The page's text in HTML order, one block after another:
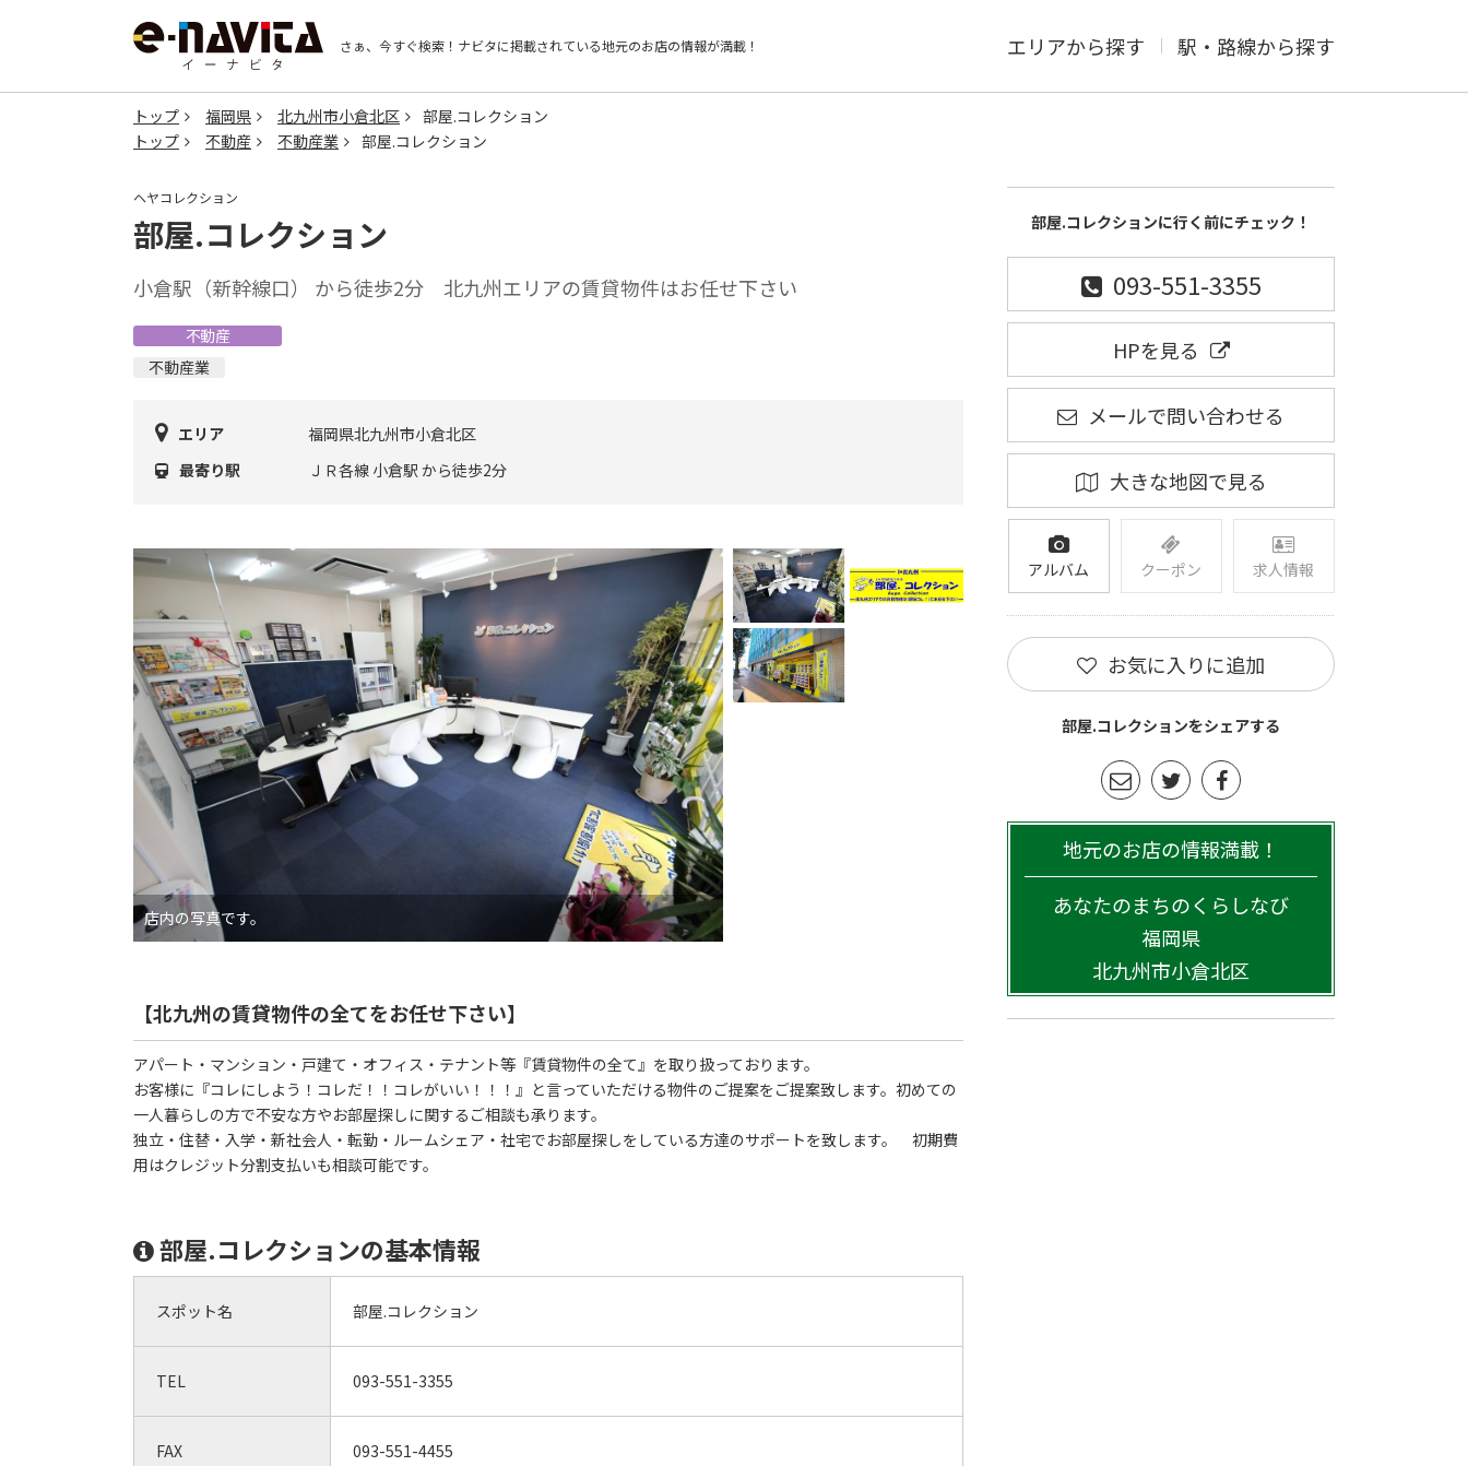
さぁ、今すぐ検索！ ナビタに掲載されている地元のお店の情報が満載！ エリアから探す 駅・路線から探す
トップ 福岡県 北九州市小倉北区
部屋.コレクション
トップ
不動産 不動産業 部屋.コレクション
ヘヤコレクション
部屋.コレクション
小倉駅（新幹線口） から徒歩2分 北九州エリアの賃貸物件はお任せ下さい
不動産
不動産業
エリア
福岡県北九州市小倉北区
最寄り駅
ＪＲ各線 小倉駅 から徒歩2分
店内の写真です。
【北九州の賃貸物件の全てをお任せ下さい】
アパート・マンション・戸建て・オフィス・テナント等『賃貸物件の全て』を取り扱っております。
お客様に『コレにしよう！コレだ！！コレがいい！！！』と言っていただける物件のご提案をご提案致します。初めての
一人暮らしの方で不安な方やお部屋探しに関するご相談も承ります。
独立・住替・入学・新社会人・転勤・ルームシェア・社宅でお部屋探しをしている方達のサポートを致します。 初期費
用はクレジット分割支払いも相談可能です。
部屋.コレクションの基本情報
スポット名 部屋.コレクション
TEL 093-551-3355
FAX 093-551-4455
部屋.コレクションに行く前にチェック！
093-551-3355
HPを見る
メールで問い合わせる
大きな地図で見る
アルバム クーポン 求人情報
お気に入りに追加
部屋.コレクションをシェアする
地元のお店の情報満載！
あなたのまちのくらしなび
福岡県
北九州市小倉北区